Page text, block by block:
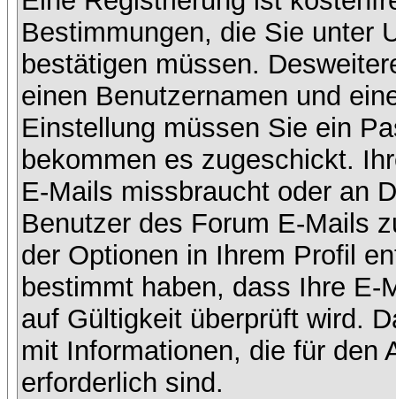
Bestimmungen, die Sie unter
bestätigen müssen.
einen Benutzernamen und
Einstellung müssen Sie ein
bekommen es zugeschickt.
E-Mails missbraucht oder an
Benutzer des Forum E-Mails
der Optionen in Ihrem Profil
bestimmt haben, dass Ihre E-
auf Gültigkeit überprüft wird.
mit Informationen, die für den
erforderlich sind.